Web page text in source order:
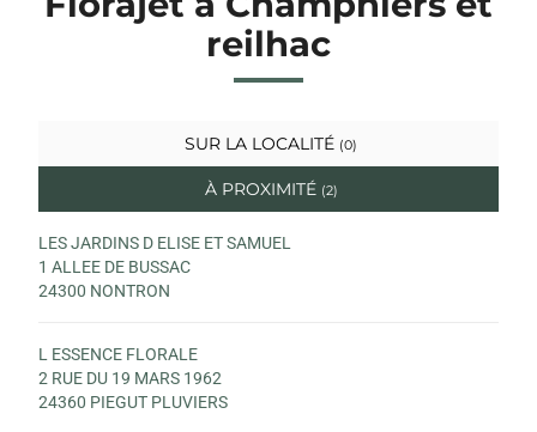
reilhac
SUR LA LOCALITÉ (0)
À PROXIMITÉ (2)
LES JARDINS D ELISE ET SAMUEL
1 ALLEE DE BUSSAC
24300 NONTRON
L ESSENCE FLORALE
2 RUE DU 19 MARS 1962
24360 PIEGUT PLUVIERS